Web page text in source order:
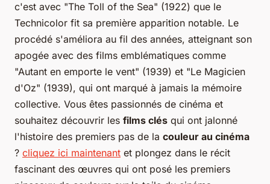
c'est avec "The Toll of the Sea" (1922) que le
Technicolor fit sa première apparition notable. Le
procédé s'améliora au fil des années, atteignant son
apogée avec des films emblématiques comme
"Autant en emporte le vent" (1939) et "Le Magicien
d'Oz" (1939), qui ont marqué à jamais la mémoire
collective. Vous êtes passionnés de cinéma et
souhaitez découvrir les films clés qui ont jalonné
l'histoire des premiers pas de la couleur au cinéma
? cliquez ici maintenant et plongez dans le récit
fascinant des œuvres qui ont posé les premiers